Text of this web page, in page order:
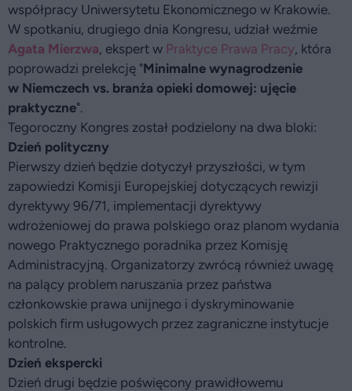
współpracy Uniwersytetu Ekonomicznego w Krakowie.
W spotkaniu, drugiego dnia Kongresu, udział weźmie
Agata Mierzwa, ekspert w Praktyce Prawa Pracy, która
poprowadzi prelekcję "Minimalne wynagrodzenie
w Niemczech vs. branża opieki domowej: ujęcie
praktyczne".
Tegoroczny Kongres został podzielony na dwa bloki:
Dzień polityczny
Pierwszy dzień będzie dotyczył przyszłości, w tym
zapowiedzi Komisji Europejskiej dotyczących rewizji
dyrektywy 96/71, implementacji dyrektywy
wdrożeniowej do prawa polskiego oraz planom wydania
nowego Praktycznego poradnika przez Komisję
Administracyjną. Organizatorzy zwrócą również uwagę
na palący problem naruszania przez państwa
członkowskie prawa unijnego i dyskryminowanie
polskich firm usługowych przez zagraniczne instytucje
kontrolne.
Dzień ekspercki
Dzień drugi będzie poświęcony prawidłowemu